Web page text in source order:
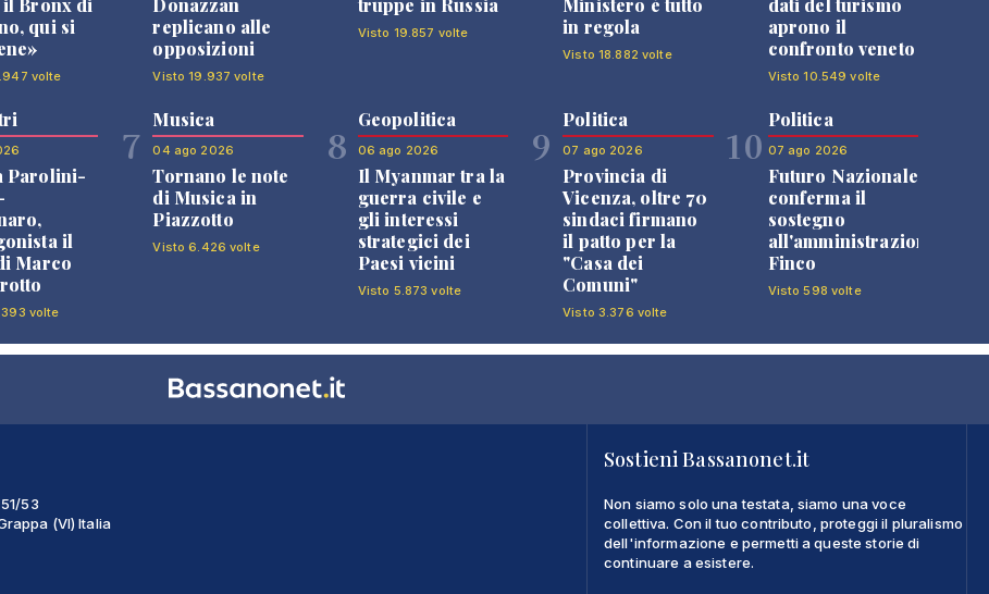
il Bronx di
qui si
volte
Donazzan
replicano alle
opposizioni
Visto 19.937 volte
truppe in Russia
Visto 19.857 volte
Ministero è tutto
in regola
Visto 18.882 volte
dati del turismo
aprono il
confronto veneto
Visto 10.549 volte
Parolini-
il
Marco
volte
7
Musica
04 ago 2026
Tornano le note
di Musica in
Piazzotto
Visto 6.426 volte
8
Geopolitica
06 ago 2026
Il Myanmar tra la
guerra civile e
gli interessi
strategici dei
Paesi vicini
Visto 5.873 volte
9
Politica
07 ago 2026
Provincia di
Vicenza, oltre 70
sindaci firmano
il patto per la
"Casa dei
Comuni"
Visto 3.376 volte
10
Politica
07 ago 2026
Futuro Nazionale
conferma il
sostegno
all'amministrazione
Finco
Visto 598 volte
53
(VI) Italia
Sostieni Bassanonet.it
Non siamo solo una testata, siamo una voce
collettiva. Con il tuo contributo, proteggi il pluralismo
dell'informazione e permetti a queste storie di
continuare a esistere.